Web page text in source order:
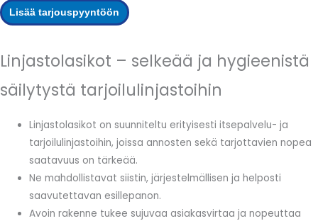
Lisää tarjouspyyntöön
Linjastolasikot – selkeää ja hygieenistä
säilytystä tarjoilulinjastoihin
Linjastolasikot on suunniteltu erityisesti itsepalvelu- ja
tarjoilulinjastoihin, joissa annosten sekä tarjottavien nopea
saatavuus on tärkeää.
Ne mahdollistavat siistin, järjestelmällisen ja helposti
saavutettavan esillepanon.
Avoin rakenne tukee sujuvaa asiakasvirtaa ja nopeuttaa